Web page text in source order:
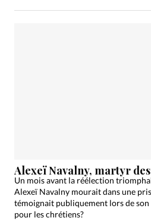
Alexeï Navalny, martyr
Un mois avant la réélection
Alexeï Navalny mourait dans une
témoignait publiquement lors de
pour les chrétiens?